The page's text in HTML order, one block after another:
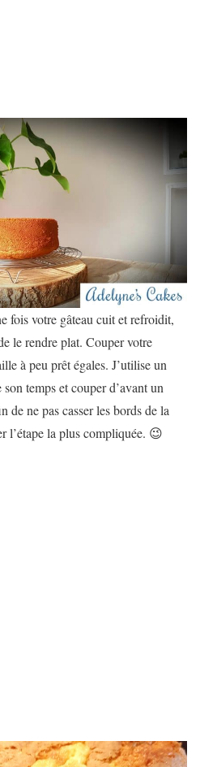
fois votre gâteau cuit et refroidit,
le rendre plat. Couper votre
à peu prêt égales. J’utilise un
temps et couper d’avant un
de ne pas casser les bords de la
l’étape la plus compliquée. 😉